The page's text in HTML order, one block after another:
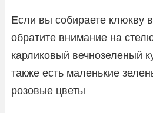
Если вы собираете клюкву
обратите внимание на
карликовый вечнозеленый
также есть маленькие
розовые цветы